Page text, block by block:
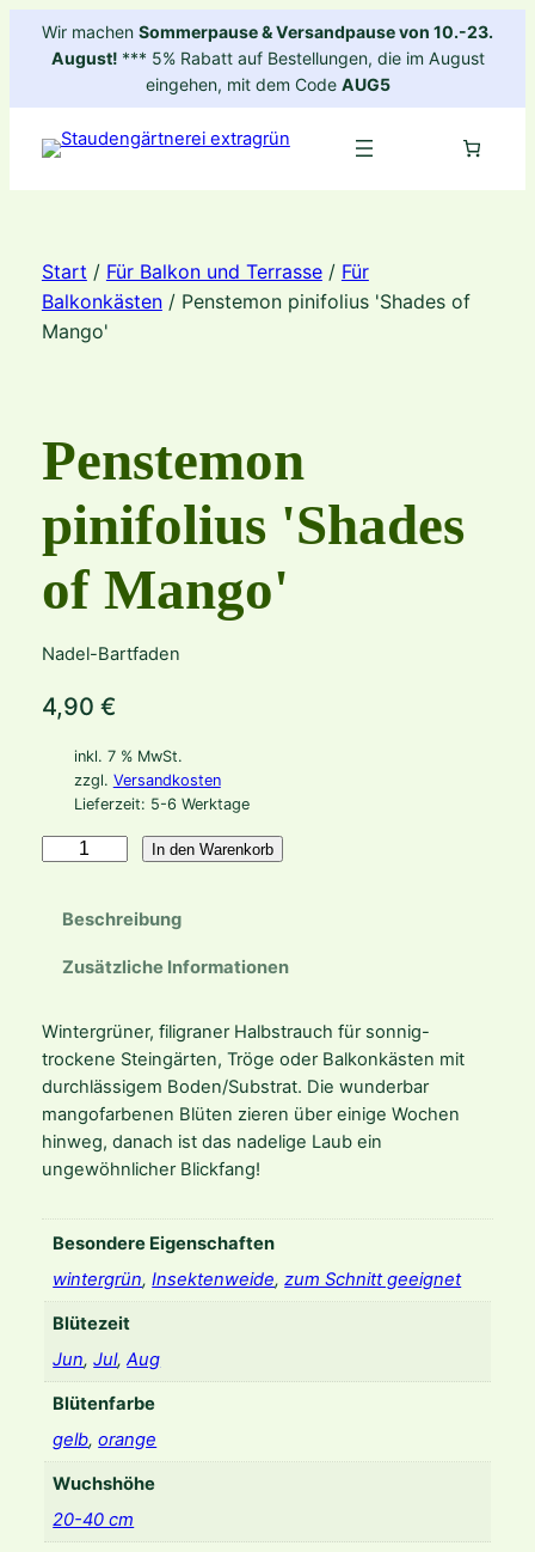
ZumWir machen Sommerpause & Versandpause von 10.-23.
August! *** 5% Rabatt auf Bestellungen, die im August
eingehen, mit dem Code AUG5
Start / Für Balkon und Terrasse/ Für
Balkonkästen/ Penstemon pinifolius 'Shades of
Mango'
Penstemon
pinifolius 'Shades
of Mango'
Nadel-Bartfaden
4,90 €
inkl. 7 % MwSt.
zzgl. Versandkosten
Lieferzeit: 5-6 Werktage
o
n
p
i
n
i
In den Warenkorb
Beschreibung
Zusätzliche Informationen
Wintergrüner, filigraner Halbstrauch für sonnig-
trockene Steingärten, Tröge oder Balkonkästen mit
durchlässigem Boden/Substrat. Die wunderbar
mangofarbenen Blüten zieren über einige Wochen
hinweg, danach ist das nadelige Laub ein
ungewöhnlicher Blickfang!
Besondere Eigenschaften
wintergrün,Insektenweide,zum Schnitt geeignet
Blütezeit
Jun,Jul,Aug
Blütenfarbe
gelb,orange
Wuchshöhe
20-40 cm